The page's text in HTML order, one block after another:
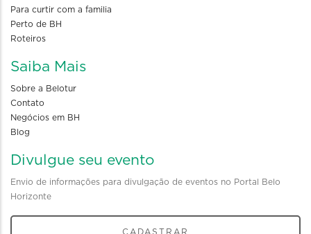
Para curtir com a familia
Perto de BH
Roteiros
Saiba Mais
Sobre a Belotur
Contato
Negócios em BH
Blog
Divulgue seu evento
Envio de informações para divulgação de eventos no Portal Belo
Horizonte
CADASTRAR